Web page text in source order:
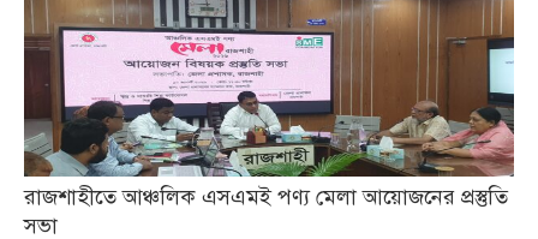
রাজশাহীতে আঞ্চলিক এসএমই পণ্য মেলা আয়োজনের প্রস্তুতি
সভা